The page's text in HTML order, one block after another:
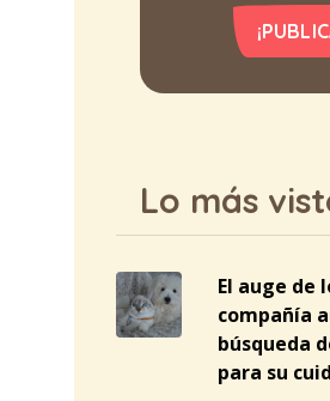
Lo más
El auge de
compañía
búsqueda
para su